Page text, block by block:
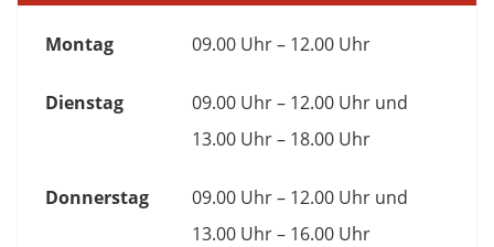
Montag 09.00 Uhr – 12.00 Uhr
Dienstag
09.00 Uhr – 12.00 Uhr und
13.00 Uhr – 18.00 Uhr
Donnerstag
09.00 Uhr – 12.00 Uhr und
13.00 Uhr – 16.00 Uhr